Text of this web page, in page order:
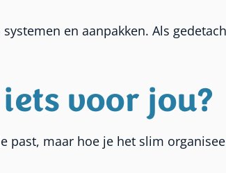
en aanpakken. Als
voor jou?
past, maar hoe je het slim